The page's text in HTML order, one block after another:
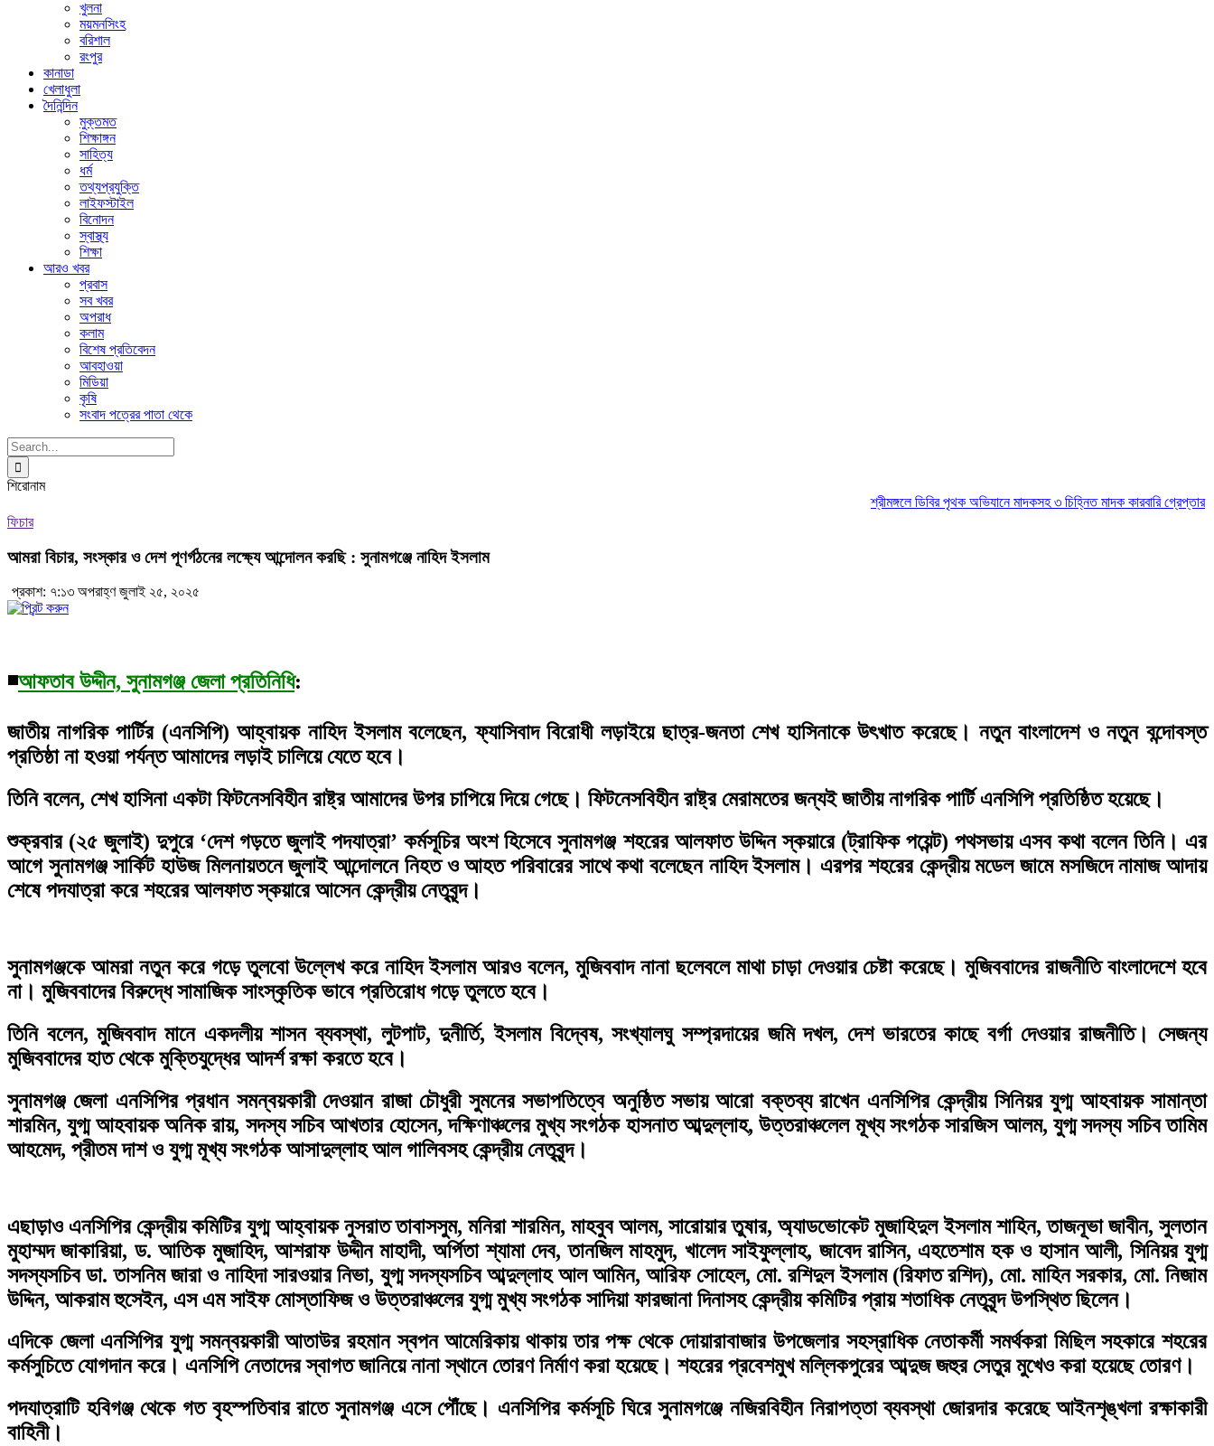
খুলনা
ময়মনসিংহ
বরিশাল
রংপুর
কানাডা
খেলাধুলা
দৈনিন্দিন
মুক্তমত
শিক্ষাঙ্গন
সাহিত্য
ধর্ম
তথ্যপ্রযুক্তি
লাইফস্টাইল
বিনোদন
স্বাস্থ্য
শিক্ষা
আরও খবর
প্রবাস
সব খবর
অপরাধ
কলাম
বিশেষ প্রতিবেদন
আবহাওয়া
মিডিয়া
কৃষি
সংবাদ পত্রের পাতা থেকে
Search
for:
শিরোনাম
শ্রীমঙ্গলে ডিবির পৃথক অভিযানে মাদকসহ ৩ চিহ্নিত মাদক কারবারি গ্রেপ্তার
ফিচার
আমরা বিচার, সংস্কার ও দেশ পূণর্গঠনের লক্ষ্যে আন্দোলন করছি : সুনামগঞ্জে নাহিদ ইসলাম
প্রকাশ: ৭:১৩ অপরাহ্ণ জুলাই ২৫, ২০২৫
◾আফতাব উদ্দীন, সুনামগঞ্জ জেলা প্রতিনিধি:
জাতীয় নাগরিক পার্টির (এনসিপি) আহ্বায়ক নাহিদ ইসলাম বলেছেন, ফ্যাসিবাদ বিরোধী লড়াইয়ে ছাত্র-জনতা শেখ হাসিনাকে উৎখাত করেছে। নতুন বাংলাদেশ ও নতুন বন্দোবস্ত
প্রতিষ্ঠা না হওয়া পর্যন্ত আমাদের লড়াই চালিয়ে যেতে হবে।
তিনি বলেন, শেখ হাসিনা একটা ফিটনেসবিহীন রাষ্ট্র আমাদের উপর চাপিয়ে দিয়ে গেছে। ফিটনেসবিহীন রাষ্ট্র মেরামতের জন্যই জাতীয় নাগরিক পার্টি এনসিপি প্রতিষ্ঠিত হয়েছে।
শুক্রবার (২৫ জুলাই) দুপুরে ‘দেশ গড়তে জুলাই পদযাত্রা’ কর্মসূচির অংশ হিসেবে সুনামগঞ্জ শহরের আলফাত উদ্দিন স্কয়ারে (ট্রাফিক পয়েন্ট) পথসভায় এসব কথা বলেন তিনি। এর
আগে সুনামগঞ্জ সার্কিট হাউজ মিলনায়তনে জুলাই আন্দোলনে নিহত ও আহত পরিবারের সাথে কথা বলেছেন নাহিদ ইসলাম। এরপর শহরের কেন্দ্রীয় মডেল জামে মসজিদে নামাজ আদায়
শেষে পদযাত্রা করে শহরের আলফাত স্কয়ারে আসেন কেন্দ্রীয় নেতৃবৃন্দ।
সুনামগঞ্জকে আমরা নতুন করে গড়ে তুলবো উল্লেখ করে নাহিদ ইসলাম আরও বলেন, মুজিববাদ নানা ছলেবলে মাথা চাড়া দেওয়ার চেষ্টা করেছে। মুজিববাদের রাজনীতি বাংলাদেশে হবে
না। মুজিববাদের বিরুদ্ধে সামাজিক সাংস্কৃতিক ভাবে প্রতিরোধ গড়ে তুলতে হবে।
তিনি বলেন, মুজিববাদ মানে একদলীয় শাসন ব্যবস্থা, লুটপাট, দুনীর্তি, ইসলাম বিদ্বেষ, সংখ্যালঘু সম্প্রদায়ের জমি দখল, দেশ ভারতের কাছে বর্গা দেওয়ার রাজনীতি। সেজন্য
মুজিববাদের হাত থেকে মুক্তিযুদ্ধের আদর্শ রক্ষা করতে হবে।
সুনামগঞ্জ জেলা এনসিপির প্রধান সমন্বয়কারী দেওয়ান রাজা চৌধুরী সুমনের সভাপতিত্বে অনুষ্ঠিত সভায় আরো বক্তব্য রাখেন এনসিপির কেন্দ্রীয় সিনিয়র যুগ্ম আহবায়ক সামান্তা
শারমিন, যুগ্ম আহবায়ক অনিক রায়, সদস্য সচিব আখতার হোসেন, দক্ষিণাঞ্চলের মুখ্য সংগঠক হাসনাত আব্দুল্লাহ, উত্তরাঞ্চলেল মূখ্য সংগঠক সারজিস আলম, যুগ্ম সদস্য সচিব তামিম
আহমেদ, প্রীতম দাশ ও যুগ্ম মূখ্য সংগঠক আসাদুল্লাহ আল গালিবসহ কেন্দ্রীয় নেতৃবৃন্দ।
এছাড়াও এনসিপির কেন্দ্রীয় কমিটির যুগ্ম আহ্বায়ক নুসরাত তাবাসসুম, মনিরা শারমিন, মাহবুব আলম, সারোয়ার তুষার, অ্যাডভোকেট মুজাহিদুল ইসলাম শাহিন, তাজনূভা জাবীন, সুলতান
মুহাম্মদ জাকারিয়া, ড. আতিক মুজাহিদ, আশরাফ উদ্দীন মাহাদী, অর্পিতা শ্যামা দেব, তানজিল মাহমুদ, খালেদ সাইফুল্লাহ, জাবেদ রাসিন, এহতেশাম হক ও হাসান আলী, সিনিয়র যুগ্ম
সদস্যসচিব ডা. তাসনিম জারা ও নাহিদা সারওয়ার নিভা, যুগ্ম সদস্যসচিব আব্দুল্লাহ আল আমিন, আরিফ সোহেল, মো. রশিদুল ইসলাম (রিফাত রশিদ), মো. মাহিন সরকার, মো. নিজাম
উদ্দিন, আকরাম হুসেইন, এস এম সাইফ মোস্তাফিজ ও উত্তরাঞ্চলের যুগ্ম মুখ্য সংগঠক সাদিয়া ফারজানা দিনাসহ কেন্দ্রীয় কমিটির প্রায় শতাধিক নেতৃবৃন্দ উপস্থিত ছিলেন।
এদিকে জেলা এনসিপির যুগ্ম সমন্বয়কারী আতাউর রহমান স্বপন আমেরিকায় থাকায় তার পক্ষ থেকে দোয়ারাবাজার উপজেলার সহস্রাধিক নেতাকর্মী সমর্থকরা মিছিল সহকারে শহরের
কর্মসুচিতে যোগদান করে। এনসিপি নেতাদের স্বাগত জানিয়ে নানা স্থানে তোরণ নির্মাণ করা হয়েছে। শহরের প্রবেশমুখ মল্লিকপুরের আব্দুজ জহুর সেতুর মুখেও করা হয়েছে তোরণ।
পদযাত্রাটি হবিগঞ্জ থেকে গত বৃহস্পতিবার রাতে সুনামগঞ্জ এসে পৌঁছে। এনসিপির কর্মসূচি ঘিরে সুনামগঞ্জে নজিরবিহীন নিরাপত্তা ব্যবস্থা জোরদার করেছে আইনশৃঙ্খলা রক্ষাকারী
বাহিনী।